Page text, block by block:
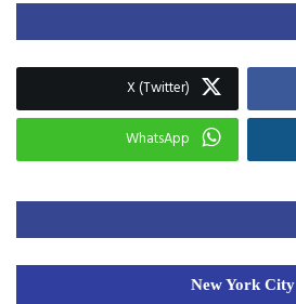
X (Twitter)
WhatsApp
New York City